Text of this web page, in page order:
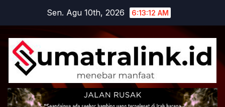
content
Sen. Agu 10th, 2026 6:13:12 AM